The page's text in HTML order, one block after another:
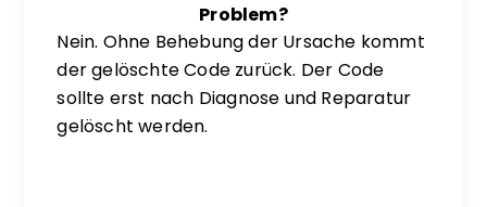
Problem?
Nein. Ohne Behebung der Ursache kommt
der gelöschte Code zurück. Der Code
sollte erst nach Diagnose und Reparatur
gelöscht werden.